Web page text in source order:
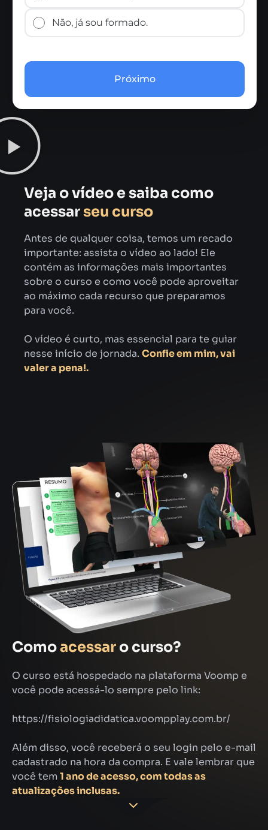
Não, já sou formado.
Próximo
Veja o vídeo e saiba como
acessarseu curso
Antes de qualquer coisa, temos um recado
importante: assista o vídeo ao lado! Ele
contém as informações mais importantes
sobre o curso e como você pode aproveitar
ao máximo cada recurso que preparamos
para você.
O vídeo é curto, mas essencial para te guiar
nesse início de jornada. Confie em mim, vai
valer a pena!.
Comoacessar o curso?
O curso está hospedado na plataforma Voomp e
você pode acessá-lo sempre pelo link:
https://fisiologiadidatica.voompplay.com.br/
Além disso, você receberá o seu login pelo e-mail
cadastrado na hora da compra. E vale lembrar que
você tem1 ano de acesso, com todas as
atualizações inclusas.